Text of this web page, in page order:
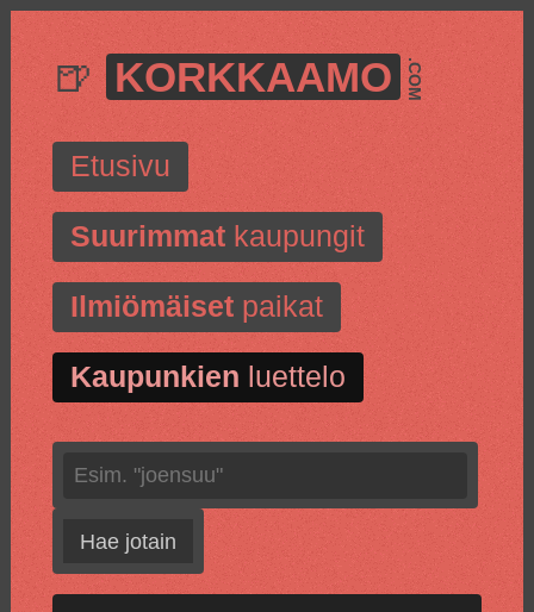
🍺 KORKKAAMO .COM
Etusivu
Suurimmatkaupungit
Ilmiömäisetpaikat
Kaupunkien luettelo
Hae jotain